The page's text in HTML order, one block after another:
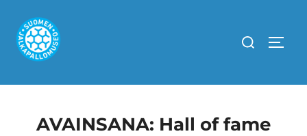
content
Search
AVAINSANA: Hall of fame